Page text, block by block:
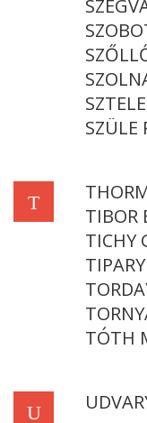
SZÜLE
T
TIBOR
TICHY
TÓTH
U